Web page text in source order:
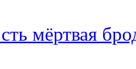
мёртвая